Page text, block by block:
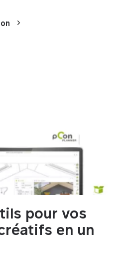
pour vos
en un